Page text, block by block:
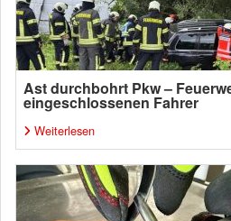
Ast durchbohrt Pkw –
eingeschlossenen Fahrer
Weiterlesen